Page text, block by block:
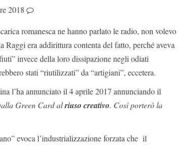
2018
romanesca ne hanno parlato le radio, non volevo
era addirittura contenta del fatto, perché aveva
invece della loro dissipazione negli odiati
stati “riutilizzati” da “artigiani”, eccetera.
l’ha annunciato il 4 aprile 2017 annunciando il
alla Green Card alriuso creativo. Così porterò la
evoca l’industrializzazione forzata che il